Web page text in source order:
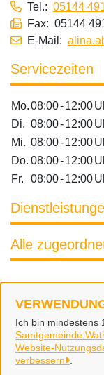
Ich bin mindestens
Samtgemeinde
Website-
verbessern
Tel.: 05144
Fax: 05144
E-Mail:
Servicezeiten
Mo.08:00-12:00
Di. 08:00-12:00
Mi. 08:00-12:00
Do. 08:00-12:00
Fr.
08:00-12:00
Alle
Alle Rechte